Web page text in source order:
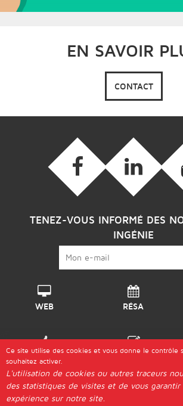
EN SAVOIR
CONTACT
TENEZ-VOUS INFORMÉ DES
INGÉNIE
WEB RÉSA
DISPO GÉRER
© 2026 Ingénie |
Les "Génies"
Postuler Plan d'Accès
Ce site utilise des cookies et vous donne le contrôle
souhaitez activer.
L'utilisation de cookies ou autres traceurs
des statistiques de visites et de vous
expérience sur notre site.